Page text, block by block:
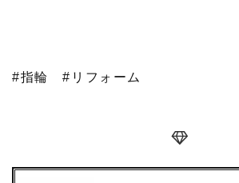
#指輪 #リフォーム